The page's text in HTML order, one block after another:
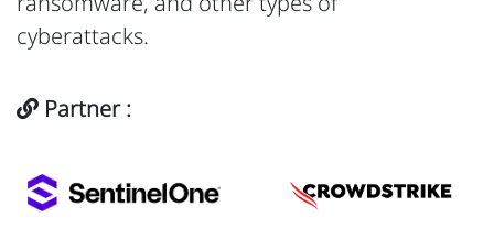
cyberattacks.
Partner :